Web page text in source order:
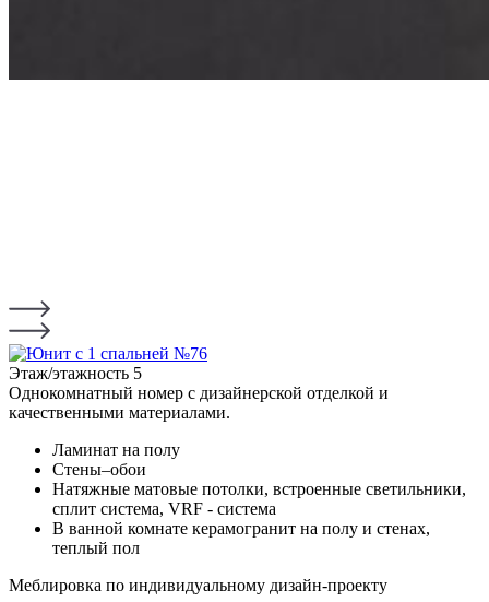
Этаж/этажность 5
Однокомнатный номер с дизайнерской отделкой и
качественными материалами.
Ламинат на полу
Стены–обои
Натяжные матовые потолки, встроенные светильники,
сплит система, VRF - система
В ванной комнате керамогранит на полу и стенах,
теплый пол
Меблировка по индивидуальному дизайн-проекту